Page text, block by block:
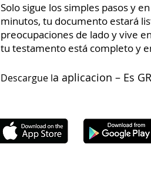
Solo sigue los simples pasos y
minutos, tu documento estará
preocupaciones de lado y vive
tu testamento está completo y
Descargue la aplicacion – Es